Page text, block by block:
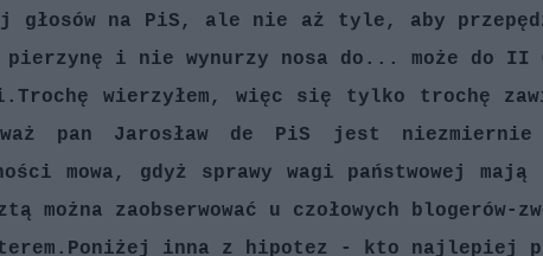
głosów na PiS, ale nie aż tyle, aby
pierzynę i nie wynurzy nosa do... może do II
Trochę wierzyłem, więc się tylko trochę
pan Jarosław de PiS jest niezmiernie
mowa, gdyż sprawy wagi państwowej
można zaobserwować u czołowych blogerów-
Poniżej inna z hipotez - kto najlepiej